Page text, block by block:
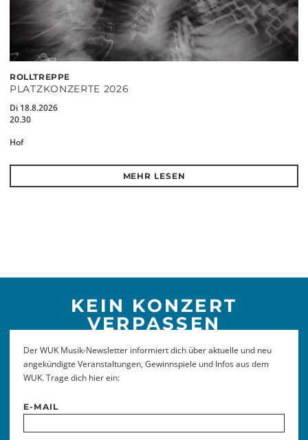
ROLLTREPPE
PLATZKONZERTE 2026
Di 18.8.2026
20.30
Hof
MEHR LESEN
KEIN KONZERT
VERPASSEN
Der WUK Musik-Newsletter informiert dich über aktuelle und neu
angekündigte Veranstaltungen, Gewinnspiele und Infos aus dem
WUK. Trage dich hier ein:
E-MAIL